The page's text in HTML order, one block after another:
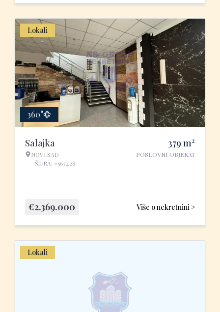
Lokali
360°
Salajka
NOVI SAD
ŠIFRA: #563428
379 m2
POSLOVNI OBJEKAT
Više o nekretnini >
€2.369.000
Lokali